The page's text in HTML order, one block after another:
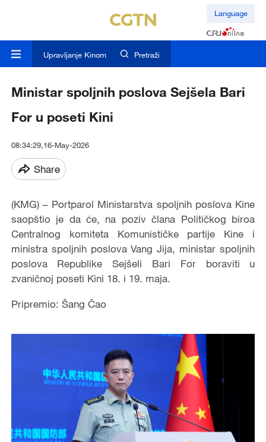
Language
Upravljanje Kinom Pretraži
Ministar spoljnih poslova Sejšela Bari
For u poseti Kini
08:34:29,16-May-2026
Share
(KMG) – Portparol Ministarstva spoljnih poslova Kine
saopštio je da će, na poziv člana Političkog biroa
Centralnog komiteta Komunističke partije Kine i
ministra spoljnih poslova Vang Jija, ministar spoljnih
poslova Republike Sejšeli Bari For boraviti u
zvaničnoj poseti Kini 18. i 19. maja.
Pripremio: Šang Čao